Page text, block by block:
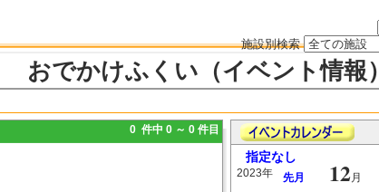
施設別検索
おでかけふくい（イベント情報）
0 件中 0 ～ 0 件目
指定なし
2023年 先月 12月